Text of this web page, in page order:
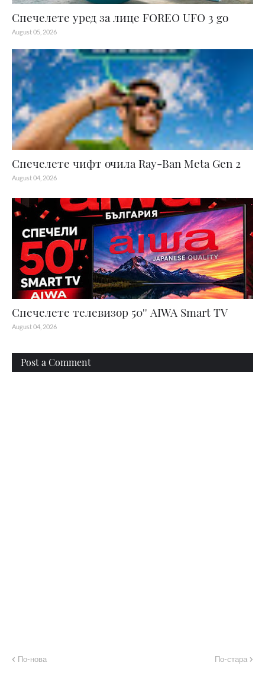
Спечелете уред за лице FOREO UFO 3 go
August 05, 2026
Спечелете чифт очила Ray-Ban Meta Gen 2
August 04, 2026
Спечелете телевизор 50'' AIWA Smart TV
August 04, 2026
Post a Comment
По-нова По-стара